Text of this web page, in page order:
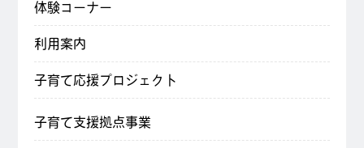
体験コーナー
利用案内
子育て応援プロジェクト
子育て支援拠点事業